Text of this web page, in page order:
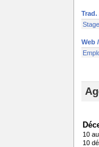
Stage
Web
10
10